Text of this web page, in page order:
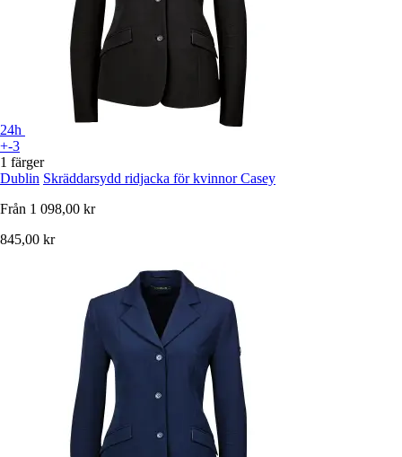
24h
+-3
1 färger
Dublin Skräddarsydd ridjacka för kvinnor Casey
Från 1 098,00 kr
845,00 kr